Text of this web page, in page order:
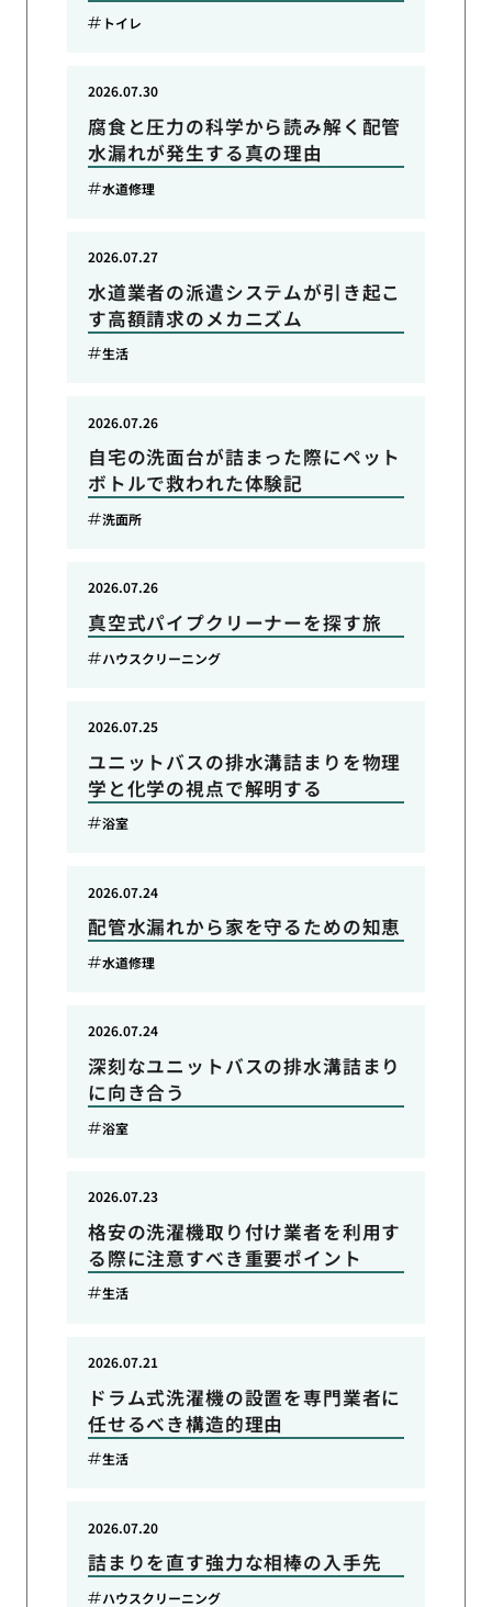
トイレ
腐食と圧力の科学から読み解く配管
水漏れが発生する真の理由
2026.07.30
水道修理
水道業者の派遣システムが引き起こ
す高額請求のメカニズム
2026.07.27
生活
自宅の洗面台が詰まった際にペット
ボトルで救われた体験記
2026.07.26
洗面所
真空式パイプクリーナーを探す旅
2026.07.26
ハウスクリーニング
ユニットバスの排水溝詰まりを物理
学と化学の視点で解明する
2026.07.25
浴室
配管水漏れから家を守るための知恵
2026.07.24
水道修理
深刻なユニットバスの排水溝詰まり
に向き合う
2026.07.24
浴室
格安の洗濯機取り付け業者を利用す
る際に注意すべき重要ポイント
2026.07.23
生活
ドラム式洗濯機の設置を専門業者に
任せるべき構造的理由
2026.07.21
生活
詰まりを直す強力な相棒の入手先
2026.07.20
ハウスクリーニング